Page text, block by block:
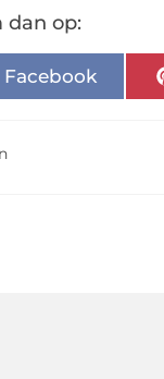
dan op:
Facebook